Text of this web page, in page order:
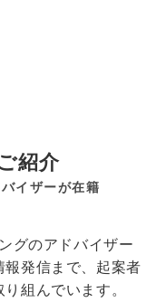
紹介
イザーが在籍
グのアドバイザー
発信まで、起案者
組んでいます。